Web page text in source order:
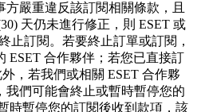
方嚴重違反該訂閱相關條款，且
天仍未進行修正，則 ESET 或
止訂閱。若要終止訂單或訂閱，
ESET 合作夥伴；若您已直接訂
，若我們或相關 ESET 合作夥
我們可能會終止或暫時暫停您的
時暫停您的訂閱後收到款項，該